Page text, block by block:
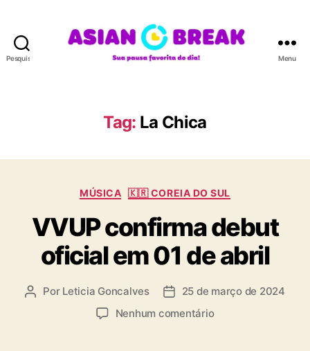
Pesquisar
A
N
R
A
Menu
Tag: La Chica
C
t
e
g
o
a
MÚSICA 🇰🇷 COREIA DO SUL
VVUP confirma debut
oficial em 01 de abril
A Por Leticia Goncalves
D 25 de março de 2024
Nenhum comentárioe